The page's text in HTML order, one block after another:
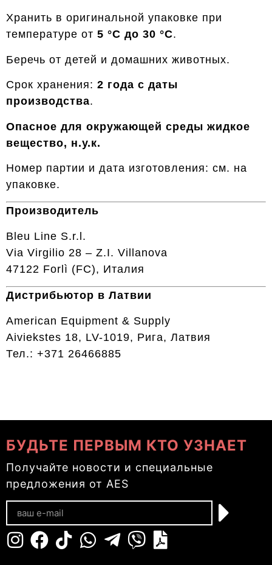
Хранить в оригинальной упаковке при
температуре от 5 °C до 30 °C.
Беречь от детей и домашних животных.
Срок хранения: 2 года с даты
производства.
Опасное для окружающей среды жидкое
вещество, н.у.к.
Номер партии и дата изготовления: см. на
упаковке.
Производитель
Bleu Line S.r.l.
Via Virgilio 28 – Z.I. Villanova
47122 Forlì (FC), Италия
Дистрибьютор в Латвии
American Equipment & Supply
Aiviekstes 18, LV-1019, Рига, Латвия
Тел.: +371 26466885
БУДЬТЕ ПЕРВЫМ КТО УЗНАЕТ
Получайте новости и специальные
предложения от AES